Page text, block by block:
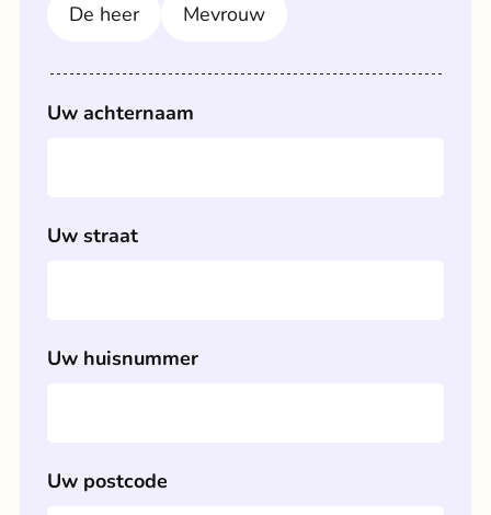
De heer Mevrouw
Uw achternaam
Uw straat
Uw huisnummer
Uw postcode